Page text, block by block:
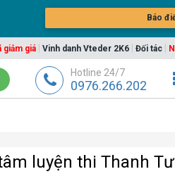
Báo
giảm giá Vinh danh Vteder 2K6 Đối tác
Hotline 24/7
0976.266.202
luyện thi Thanh